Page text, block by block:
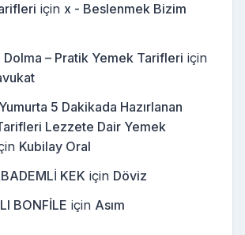
için x - Beslenmek Bizim
Dolma – Pratik Yemek Tarifleri için
5 Dakikada Hazırlanan
Lezzete Dair Yemek
Kubilay Oral
KEK için Döviz
BONFİLE için Asım